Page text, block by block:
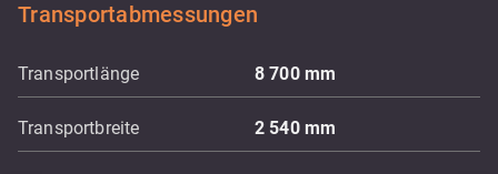
Transportabmessungen
Transportlänge 8 700 mm
Transportbreite 2 540 mm